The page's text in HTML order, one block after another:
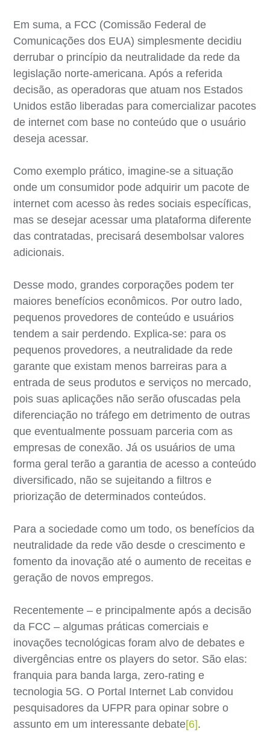
Em suma, a FCC (Comissão Federal de
Comunicações dos EUA) simplesmente decidiu
derrubar o princípio da neutralidade da rede da
legislação norte-americana. Após a referida
decisão, as operadoras que atuam nos Estados
Unidos estão liberadas para comercializar pacotes
de internet com base no conteúdo que o usuário
deseja acessar.
Como exemplo prático, imagine-se a situação
onde um consumidor pode adquirir um pacote de
internet com acesso às redes sociais específicas,
mas se desejar acessar uma plataforma diferente
das contratadas, precisará desembolsar valores
adicionais.
Desse modo, grandes corporações podem ter
maiores benefícios econômicos. Por outro lado,
pequenos provedores de conteúdo e usuários
tendem a sair perdendo. Explica-se: para os
pequenos provedores, a neutralidade da rede
garante que existam menos barreiras para a
entrada de seus produtos e serviços no mercado,
pois suas aplicações não serão ofuscadas pela
diferenciação no tráfego em detrimento de outras
que eventualmente possuam parceria com as
empresas de conexão. Já os usuários de uma
forma geral terão a garantia de acesso a conteúdo
diversificado, não se sujeitando a filtros e
priorização de determinados conteúdos.
Para a sociedade como um todo, os benefícios da
neutralidade da rede vão desde o crescimento e
fomento da inovação até o aumento de receitas e
geração de novos empregos.
Recentemente – e principalmente após a decisão
da FCC – algumas práticas comerciais e
inovações tecnológicas foram alvo de debates e
divergências entre os players do setor. São elas:
franquia para banda larga, zero-rating e
tecnologia 5G. O Portal Internet Lab convidou
pesquisadores da UFPR para opinar sobre o
assunto em um interessante debate[6].